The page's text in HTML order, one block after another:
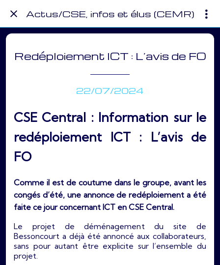
Actus/CSE, infos et élus (CEMR)
Redéploiement ICT : L’avis de FO
22/07/2024
CSE Central : Information sur le
redéploiement ICT : L’avis de
FO
Comme il est de coutume dans le groupe, avant les
congés d’été, une annonce de redéploiement a été
faite ce jour concernant ICT en CSE Central.
Le projet de déménagement du site de
Bessoncourt a déjà été annoncé aux collaborateurs,
sans pour autant être explicite sur l’ensemble du
projet.